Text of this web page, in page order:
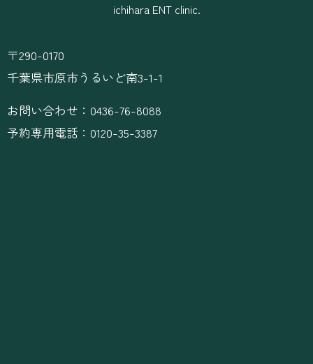
ichihara ENT clinic.
〒290-0170
千葉県市原市うるいど南3-1-1
お問い合わせ：0436-76-8088
予約専用電話：0120-35-3387